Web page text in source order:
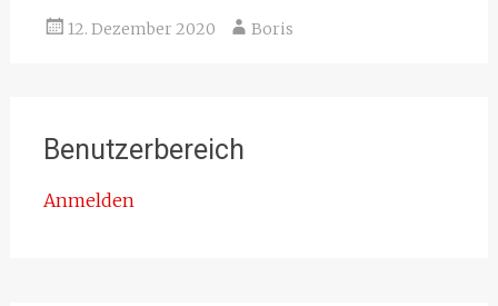
12. Dezember 2020 Boris
Benutzerbereich
Anmelden